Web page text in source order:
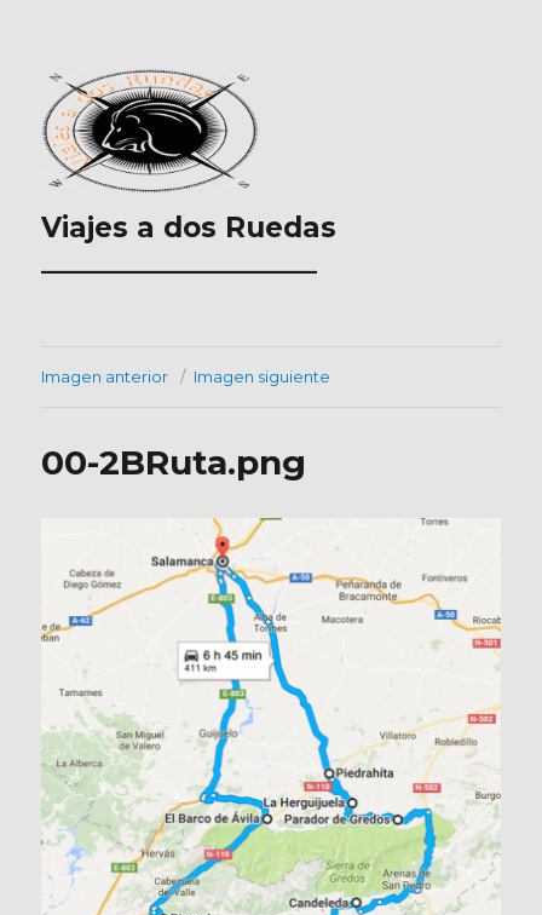
Viajes a dos Ruedas
___________________
Imagen anterior Imagen siguiente
00-2BRuta.png